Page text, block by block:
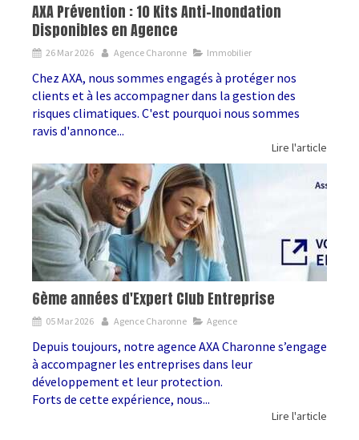
AXA Prévention : 10 Kits Anti-Inondation
Disponibles en Agence
26 Mar 2026 Agence Charonne Immobilier
Chez AXA, nous sommes engagés à protéger nos
clients et à les accompagner dans la gestion des
risques climatiques. C'est pourquoi nous sommes
ravis d'annonce...
Lire l'article
6ème années d'Expert Club Entreprise
05 Mar 2026 Agence Charonne Agence
Depuis toujours, notre agence AXA Charonne s’engage
à accompagner les entreprises dans leur
développement et leur protection.
Forts de cette expérience, nous...
Lire l'article